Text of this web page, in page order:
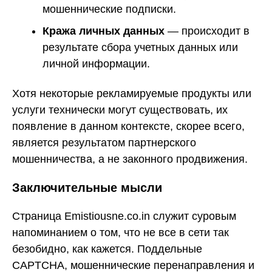
мошеннические подписки.
Кража личных данных — происходит в
результате сбора учетных данных или
личной информации.
Хотя некоторые рекламируемые продукты или
услуги технически могут существовать, их
появление в данном контексте, скорее всего,
является результатом партнерского
мошенничества, а не законного продвижения.
Заключительные мысли
Страница Emistiousne.co.in служит суровым
напоминанием о том, что не все в сети так
безобидно, как кажется. Поддельные
CAPTCHA, мошеннические перенаправления и